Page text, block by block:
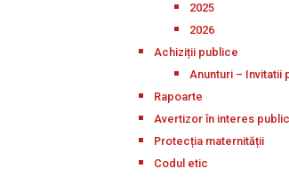
2025
2026
Achiziții publice
Anunturi – Invitatii
Rapoarte
Avertizor în interes public
Protecția maternității
Codul etic